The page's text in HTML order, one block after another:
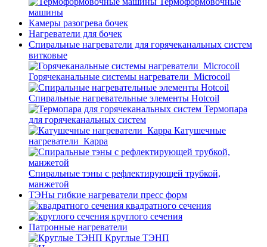
машины
Камеры разогрева бочек
Нагреватели для бочек
Спиральные нагреватели для горячеканальных систем
витковые
Горячеканальные системы нагреватели_Microcoil
Спиральные нагревательные элементы Hotcoil
Термопара
для горячеканальных систем
Катушечные
нагреватели_Карра
Спиральные тэны с рефлектирующей трубкой,
манжетой
ТЭНы гибкие нагреватели пресс форм
квадратного сечения
круглого сечения
Патронные нагреватели
Круглые ТЭНП